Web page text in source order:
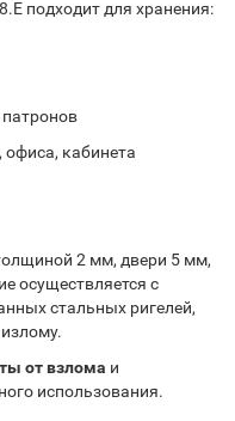
подходит для хранения:
кабинета
2 мм, двери 5 мм,
осуществляется с
стальных ригелей,
от взлома и
использования.